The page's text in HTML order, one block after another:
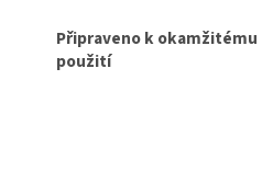
Připraveno k okamžitému
použití